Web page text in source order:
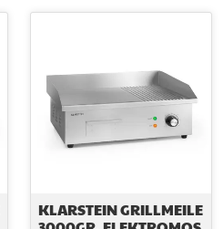
KLARSTEIN GRILLMEILE